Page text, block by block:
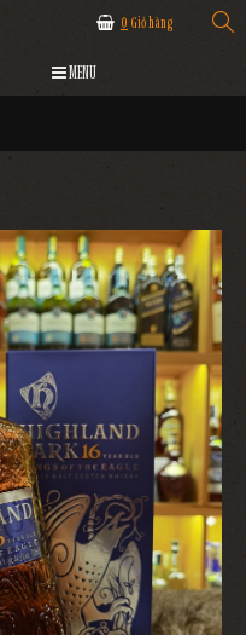
0 Giỏ hàng
MENU